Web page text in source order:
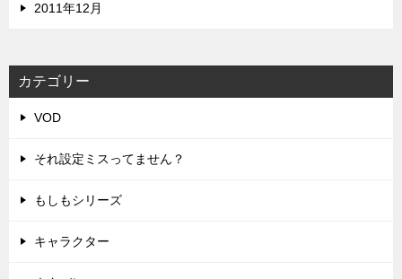
2011年12月
カテゴリー
VOD
それ設定ミスってません？
もしもシリーズ
キャラクター